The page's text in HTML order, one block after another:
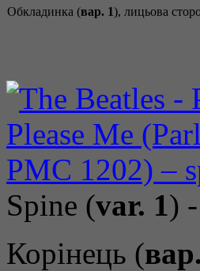
Обкладинка (вар. 1), лицьова
Spine (var. 1)
Корінець (